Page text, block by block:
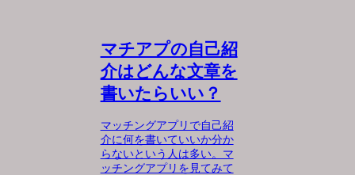
マチアプの自己紹
介はどんな文章を
書いたらいい？
マッチングアプリで自己紹
介に何を書いていいか分か
らないという人は多い。マ
ッチングアプリを見てみて